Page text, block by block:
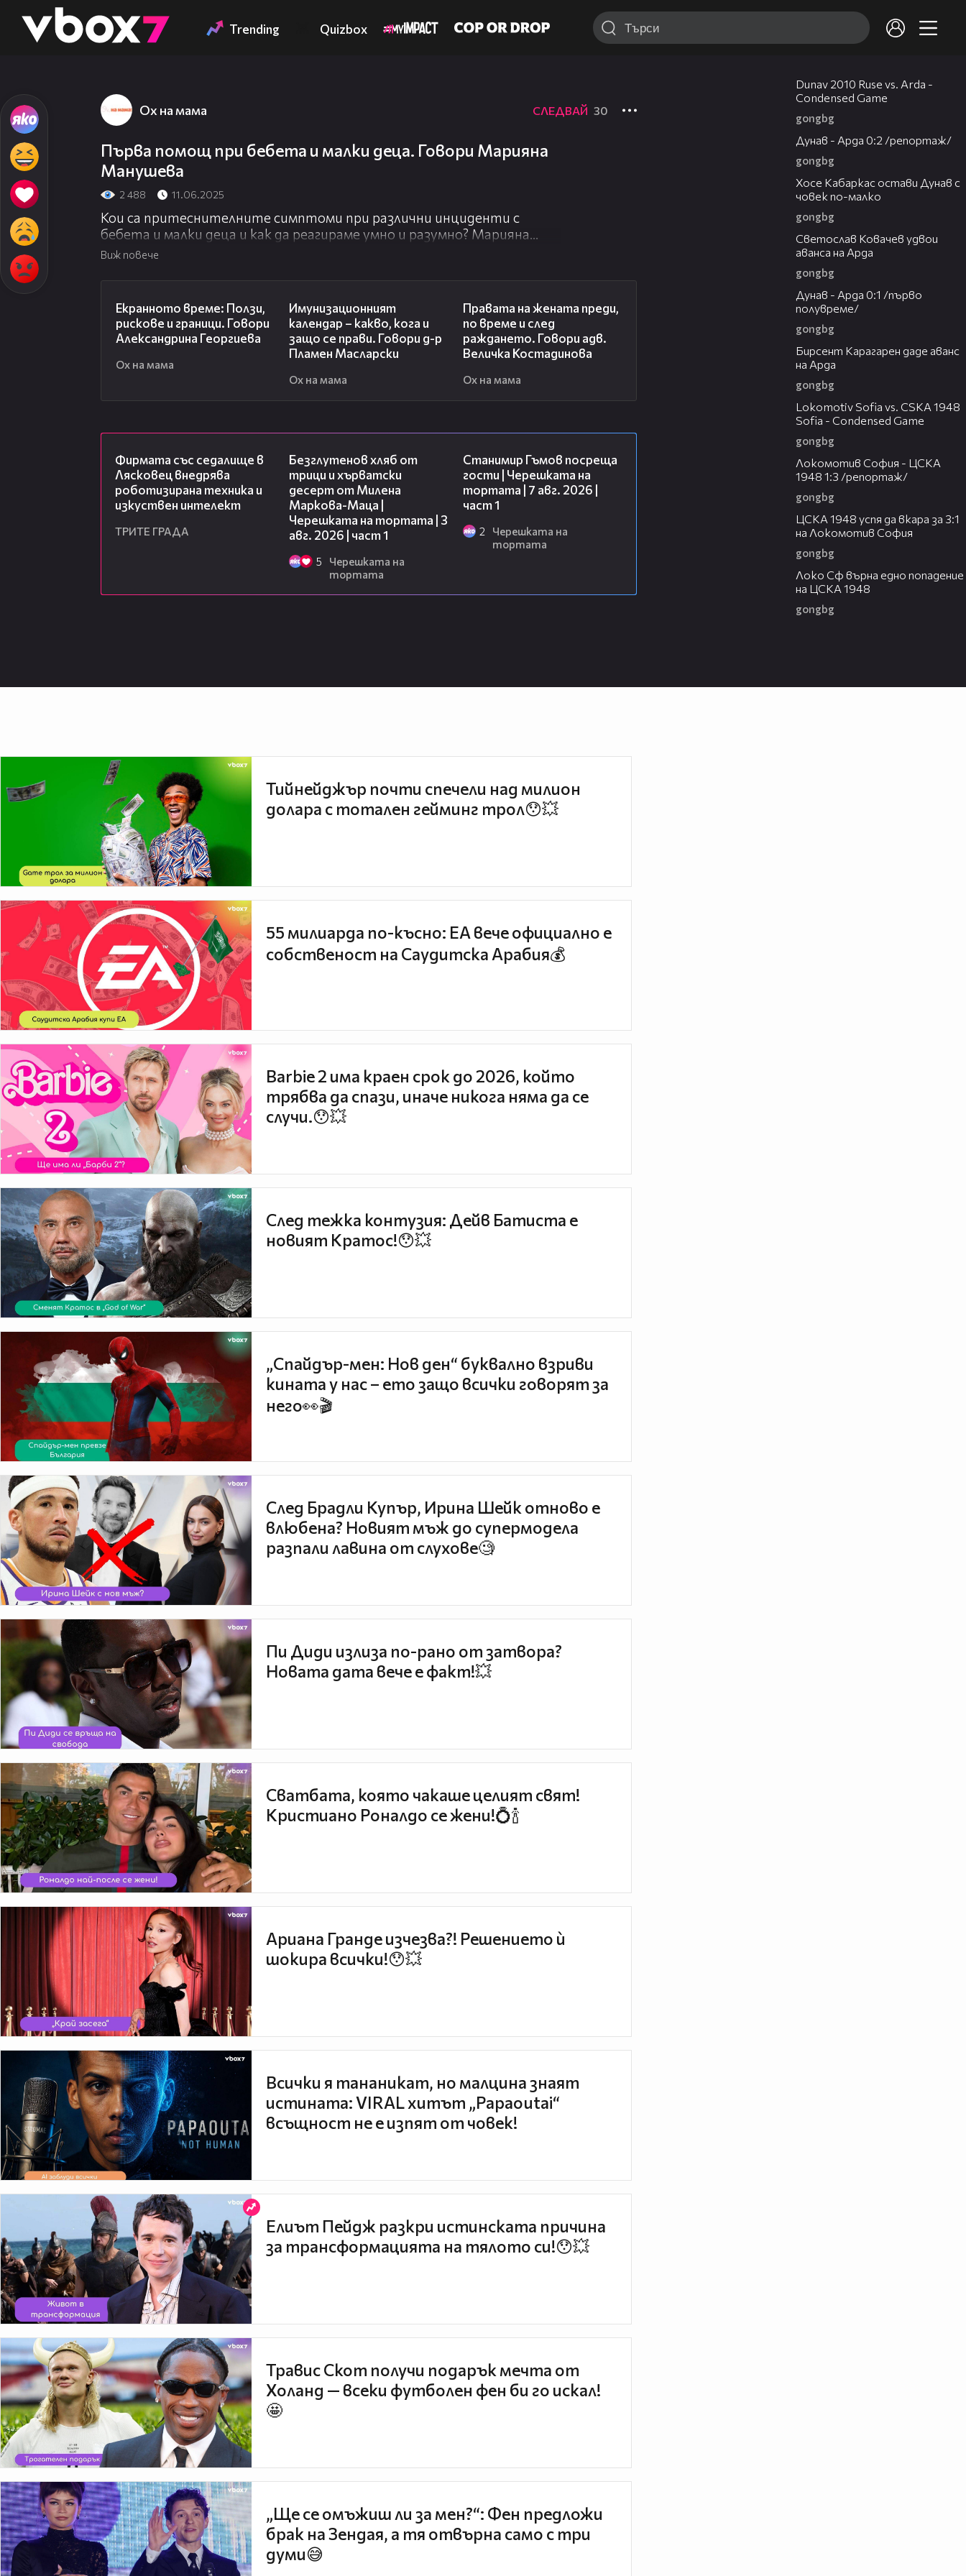
👾 Trending Quizbox
Ох на мама СЛЕДВАЙ 30
Първа помощ при бебета и малки деца. Говори Марияна
Манушева
2 488 11.06.2025
Кои са притеснителните симптоми при различни инциденти с
бебета и малки деца и как да реагираме умно и разумно? Марияна
Манушева казва всичко най-важно за оказването на Първа помощ
Виж повече
Екранното време: Ползи,
рискове и граници. Говори
Александрина Георгиева
Ох на мама
Имунизационният
календар – какво, кога и
защо се прави. Говори д-р
Пламен Масларски
Ох на мама
Правата на жената преди,
по време и след
раждането. Говори адв.
Величка Костадинова
Ох на мама
Фирмата със седалище в
Лясковец внедрява
роботизирана техника и
изкуствен интелект
ТРИТЕ ГРАДА
Безглутенов хляб от
трици и хърватски
десерт от Милена
Маркова-Маца |
Черешката на тортата | 3
авг. 2026 | част 1
5
Черешката на
тортата
Станимир Гъмов посреща
гости | Черешката на
тортата | 7 авг. 2026 |
част 1
2
Черешката на
тортата
Dunav 2010 Ruse vs. Arda -
Condensed Game
gongbg
Дунав - Арда 0:2 /репортаж/
gongbg
Хосе Кабаркас остави Дунав с
човек по-малко
gongbg
Светослав Ковачев удвои
аванса на Арда
gongbg
Дунав - Арда 0:1 /първо
полувреме/
gongbg
Бирсент Карагарен даде аванс
на Арда
gongbg
Lokomotiv Sofia vs. CSKA 1948
Sofia - Condensed Game
gongbg
Локомотив София - ЦСКА
1948 1:3 /репортаж/
gongbg
ЦСКА 1948 успя да вкара за 3:1
на Локомотив София
gongbg
Локо Сф върна едно попадение
на ЦСКА 1948
gongbg
Тийнейджър почти спечели над милион
долара с тотален гейминг трол😯💥
55 милиарда по-късно: EA вече официално е
собственост на Саудитска Арабия💰
Barbie 2 има краен срок до 2026, който
трябва да спази, иначе никога няма да се
случи.😯💥
След тежка контузия: Дейв Батиста е
новият Кратос!😯💥
„Спайдър-мен: Нов ден“ буквално взриви
кината у нас – ето защо всички говорят за
него👀🎬
След Брадли Купър, Ирина Шейк отново е
влюбена? Новият мъж до супермодела
разпали лавина от слухове🧐
Пи Диди излиза по-рано от затвора?
Новата дата вече е факт!💥
Сватбата, която чакаше целият свят!
Кристиано Роналдо се жени!💍🍾
Ариана Гранде изчезва?! Решението ѝ
шокира всички!😯💥
Всички я тананикат, но малцина знаят
истината: VIRAL хитът „Papaoutai“
всъщност не е изпят от човек!
Елиът Пейдж разкри истинската причина
за трансформацията на тялото си!😯💥
Травис Скот получи подарък мечта от
Холанд — всеки футболен фен би го искал!
🤩
„Ще се омъжиш ли за мен?“: Фен предложи
брак на Зендая, а тя отвърна само с три
думи😅